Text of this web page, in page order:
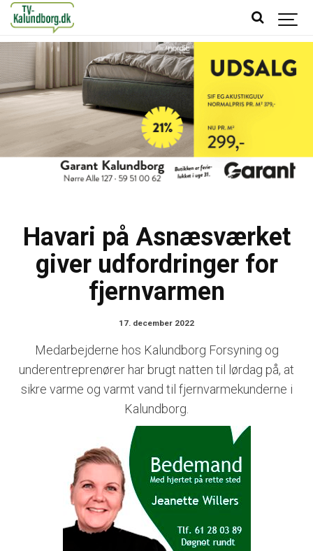
Havari på Asnæsværket
giver udfordringer for
fjernvarmen
17. december 2022
Medarbejderne hos Kalundborg Forsyning og
underentreprenører har brugt natten til lørdag på, at
sikre varme og varmt vand til fjernvarmekunderne i
Kalundborg.